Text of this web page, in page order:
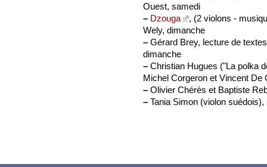
Ouest, samedi
– Dzouga
, (2 violons -
Wely, dimanche
– Gérard Brey, lecture de
dimanche
– Christian Hugues ("La polka
Michel Corgeron et Vincent De
– Olivier Chérès et Baptiste
– Tania Simon (violon